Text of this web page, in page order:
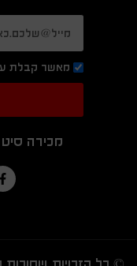
מאשר קבלת
מכירה